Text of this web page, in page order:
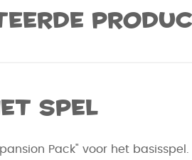
spel
Pack" voor het basisspel.